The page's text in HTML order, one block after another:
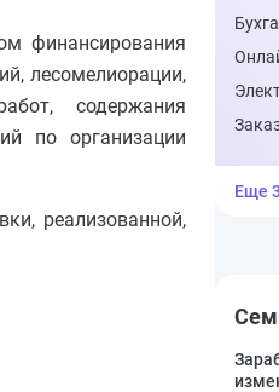
финансирования
лесомелиорации,
содержания
по организации
реализованной,
Еще